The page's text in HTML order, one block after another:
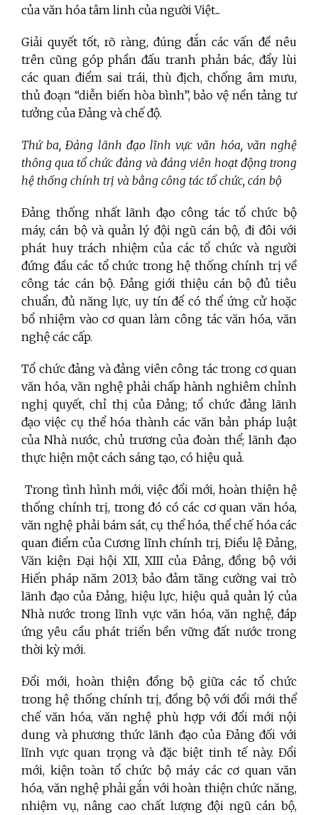
của văn hóa tâm linh của người Việt...
Giải quyết tốt, rõ ràng, đúng đắn các vấn đề nêu
trên cũng góp phần đấu tranh phản bác, đẩy lùi
các quan điểm sai trái, thù địch, chống âm mưu,
thủ đoạn “diễn biến hòa bình”, bảo vệ nền tảng tư
tưởng của Đảng và chế độ.
Thứ ba, Đảng lãnh đạo lĩnh vực văn hóa, văn nghệ
thông qua tổ chức đảng và đảng viên hoạt động trong
hệ thống chính trị và bằng công tác tổ chức, cán bộ
Đảng thống nhất lãnh đạo công tác tổ chức bộ
máy, cán bộ và quản lý đội ngũ cán bộ, đi đôi với
phát huy trách nhiệm của các tổ chức và người
đứng đầu các tổ chức trong hệ thống chính trị về
công tác cán bộ. Đảng giới thiệu cán bộ đủ tiêu
chuẩn, đủ năng lực, uy tín để có thể ứng cử hoặc
bổ nhiệm vào cơ quan làm công tác văn hóa, văn
nghệ các cấp.
Tổ chức đảng và đảng viên công tác trong cơ quan
văn hóa, văn nghệ phải chấp hành nghiêm chỉnh
nghị quyết, chỉ thị của Đảng; tổ chức đảng lãnh
đạo việc cụ thể hóa thành các văn bản pháp luật
của Nhà nước, chủ trương của đoàn thể; lãnh đạo
thực hiện một cách sáng tạo, có hiệu quả.
Trong tình hình mới, việc đổi mới, hoàn thiện hệ
thống chính trị, trong đó có các cơ quan văn hóa,
văn nghệ phải bám sát, cụ thể hóa, thể chế hóa các
quan điểm của Cương lĩnh chính trị, Điều lệ Đảng,
Văn kiện Đại hội XII, XIII của Đảng, đồng bộ với
Hiến pháp năm 2013; bảo đảm tăng cường vai trò
lãnh đạo của Đảng, hiệu lực, hiệu quả quản lý của
Nhà nước trong lĩnh vực văn hóa, văn nghệ, đáp
ứng yêu cầu phát triển bền vững đất nước trong
thời kỳ mới.
Đổi mới, hoàn thiện đồng bộ giữa các tổ chức
trong hệ thống chính trị, đồng bộ với đổi mới thể
chế văn hóa, văn nghệ phù hợp với đổi mới nội
dung và phương thức lãnh đạo của Đảng đối với
lĩnh vực quan trọng và đặc biệt tinh tế này. Đổi
mới, kiện toàn tổ chức bộ máy các cơ quan văn
hóa, văn nghệ phải gắn với hoàn thiện chức năng,
nhiệm vụ, nâng cao chất lượng đội ngũ cán bộ,